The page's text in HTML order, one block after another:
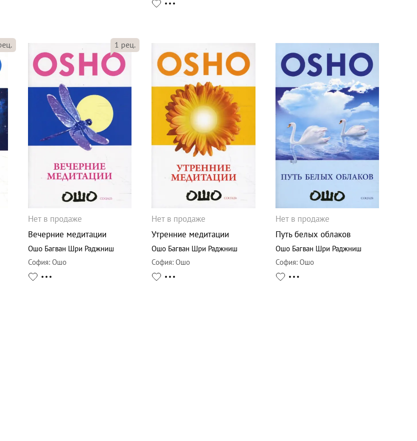
1 рец.
Нет в продаже
Вечерние медитации
Ошо Багван Шри Раджниш
София: Ошо
Нет в продаже
Утренние медитации
Ошо Багван Шри Раджниш
София: Ошо
Нет в продаже
Путь белых облаков
Ошо Багван Шри Раджниш
София: Ошо